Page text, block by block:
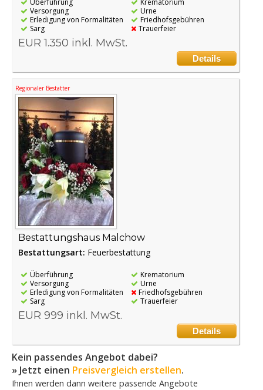
Überführung
Versorgung
Erledigung von Formalitäten
Sarg
Krematorium
Urne
Friedhofsgebühren
Trauerfeier
EUR 1.350 inkl. MwSt.
Details
Regionaler Bestatter
Bestattungshaus Malchow
Bestattungsart: Feuerbestattung
Überführung
Versorgung
Erledigung von Formalitäten
Sarg
Krematorium
Urne
Friedhofsgebühren
Trauerfeier
EUR 999 inkl. MwSt.
Details
Kein passendes Angebot dabei?
» Jetzt einen Preisvergleich erstellen.
Ihnen werden dann weitere passende Angebote